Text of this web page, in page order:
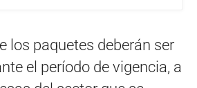
los paquetes deberán ser
el período de vigencia, a